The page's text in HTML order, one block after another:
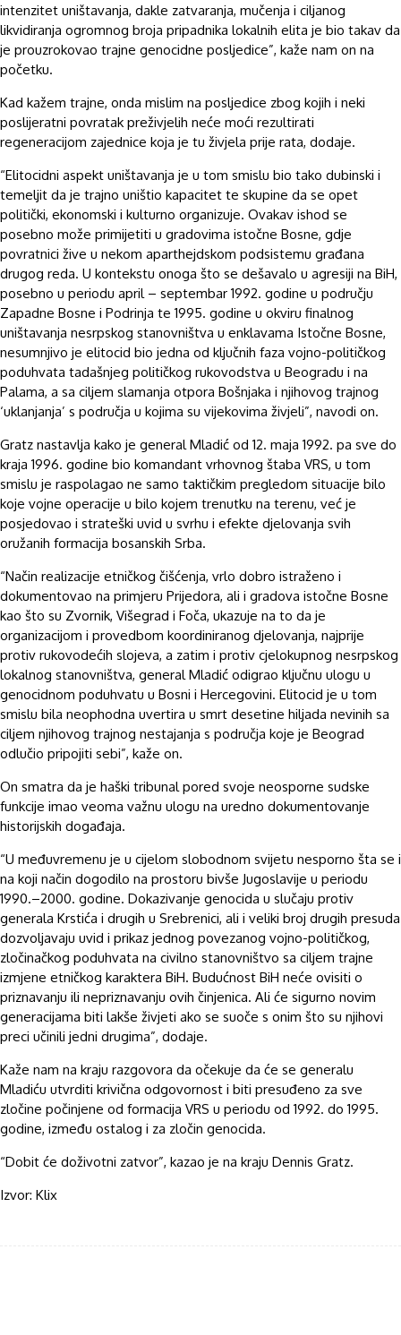
intenzitet uništavanja, dakle zatvaranja, mučenja i ciljanog
likvidiranja ogromnog broja pripadnika lokalnih elita je bio takav da
je prouzrokovao trajne genocidne posljedice”, kaže nam on na
početku.
Kad kažem trajne, onda mislim na posljedice zbog kojih i neki
poslijeratni povratak preživjelih neće moći rezultirati
regeneracijom zajednice koja je tu živjela prije rata, dodaje.
“Elitocidni aspekt uništavanja je u tom smislu bio tako dubinski i
temeljit da je trajno uništio kapacitet te skupine da se opet
politički, ekonomski i kulturno organizuje. Ovakav ishod se
posebno može primijetiti u gradovima istočne Bosne, gdje
povratnici žive u nekom aparthejdskom podsistemu građana
drugog reda. U kontekstu onoga što se dešavalo u agresiji na BiH,
posebno u periodu april – septembar 1992. godine u području
Zapadne Bosne i Podrinja te 1995. godine u okviru finalnog
uništavanja nesrpskog stanovništva u enklavama Istočne Bosne,
nesumnjivo je elitocid bio jedna od ključnih faza vojno-političkog
poduhvata tadašnjeg političkog rukovodstva u Beogradu i na
Palama, a sa ciljem slamanja otpora Bošnjaka i njihovog trajnog
‘uklanjanja’ s područja u kojima su vijekovima živjeli”, navodi on.
Gratz nastavlja kako je general Mladić od 12. maja 1992. pa sve do
kraja 1996. godine bio komandant vrhovnog štaba VRS, u tom
smislu je raspolagao ne samo taktičkim pregledom situacije bilo
koje vojne operacije u bilo kojem trenutku na terenu, već je
posjedovao i strateški uvid u svrhu i efekte djelovanja svih
oružanih formacija bosanskih Srba.
“Način realizacije etničkog čišćenja, vrlo dobro istraženo i
dokumentovao na primjeru Prijedora, ali i gradova istočne Bosne
kao što su Zvornik, Višegrad i Foča, ukazuje na to da je
organizacijom i provedbom koordiniranog djelovanja, najprije
protiv rukovodećih slojeva, a zatim i protiv cjelokupnog nesrpskog
lokalnog stanovništva, general Mladić odigrao ključnu ulogu u
genocidnom poduhvatu u Bosni i Hercegovini. Elitocid je u tom
smislu bila neophodna uvertira u smrt desetine hiljada nevinih sa
ciljem njihovog trajnog nestajanja s područja koje je Beograd
odlučio pripojiti sebi”, kaže on.
On smatra da je haški tribunal pored svoje neosporne sudske
funkcije imao veoma važnu ulogu na uredno dokumentovanje
historijskih događaja.
“U međuvremenu je u cijelom slobodnom svijetu nesporno šta se i
na koji način dogodilo na prostoru bivše Jugoslavije u periodu
1990.–2000. godine. Dokazivanje genocida u slučaju protiv
generala Krstića i drugih u Srebrenici, ali i veliki broj drugih presuda
dozvoljavaju uvid i prikaz jednog povezanog vojno-političkog,
zločinačkog poduhvata na civilno stanovništvo sa ciljem trajne
izmjene etničkog karaktera BiH. Budućnost BiH neće ovisiti o
priznavanju ili nepriznavanju ovih činjenica. Ali će sigurno novim
generacijama biti lakše živjeti ako se suoče s onim što su njihovi
preci učinili jedni drugima”, dodaje.
Kaže nam na kraju razgovora da očekuje da će se generalu
Mladiću utvrditi krivična odgovornost i biti presuđeno za sve
zločine počinjene od formacija VRS u periodu od 1992. do 1995.
godine, između ostalog i za zločin genocida.
“Dobit će doživotni zatvor”, kazao je na kraju Dennis Gratz.
Izvor: Klix